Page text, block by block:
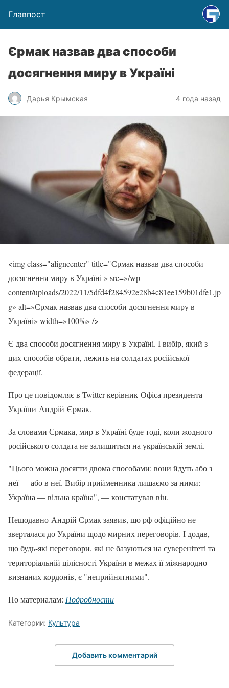
Главпост
Єрмак назвав два способи
досягнення миру в Україні
Дарья Крымская 4 года назад
<img class="aligncenter" title="Єрмак назвав два способи
досягнення миру в Україні » src=»/wp-
content/uploads/2022/11/5dfd4f284592e28b4c81ee159b01dfe1.jp
g» alt=»Єрмак назвав два способи досягнення миру в
Україні» width=»100%» />
Є два способи досягнення миру в Україні. І вибір, який з
цих способів обрати, лежить на солдатах російської
федерації.
Про це повідомляє в Twitter керівник Офіса президента
України Андрій Єрмак.
За словами Єрмака, мир в Україні буде тоді, коли жодного
російського солдата не залишиться на українській землі.
"Цього можна досягти двома способами: вони йдуть або з
неї — або в неї. Вибір прийменника лишаємо за ними:
Україна — вільна країна", — констатував він.
Нещодавно Андрій Єрмак заявив, що рф офіційно не
зверталася до України щодо мирних переговорів. І додав,
що будь-які переговори, які не базуються на суверенітеті та
територіальній цілісності України в межах її міжнародно
визнаних кордонів, є "неприйнятними".
По материалам: Подробности
Категории: Культура
Добавить комментарий